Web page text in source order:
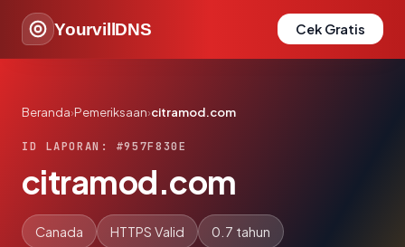
YourvillDNS Cek Gratis
Beranda›Pemeriksaan›citramod.com
ID LAPORAN: #957F830E
citramod.com
Canada HTTPS Valid 0.7 tahun